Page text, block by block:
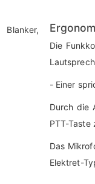
Die
- Einer
Durch die
PTT-Taste
Das
Elektret-